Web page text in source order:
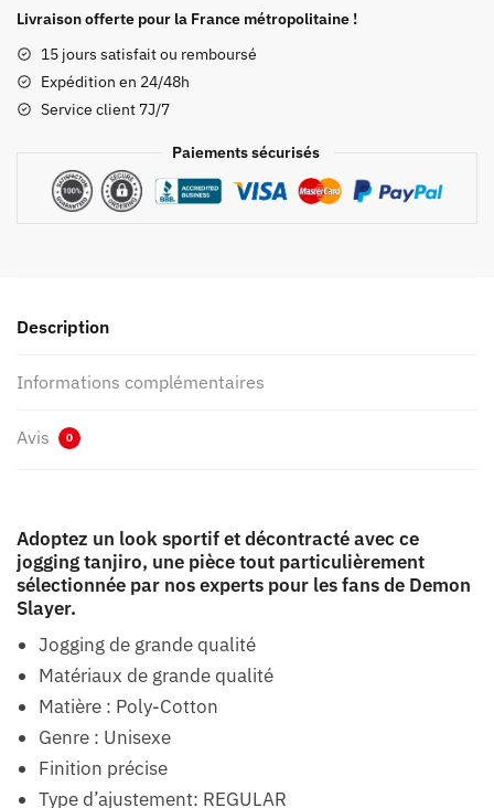
Demon
Tanjiro
Livraison offerte pour la France métropolitaine !
15 jours satisfait ou remboursé
Expédition en 24/48h
Service client 7J/7
Paiements sécurisés
Description
Informations complémentaires
Avis 0
Adoptez un look sportif et décontracté avec ce
jogging tanjiro, une pièce tout particulièrement
sélectionnée par nos experts pour les fans de Demon
Slayer.
Jogging de grande qualité
Matériaux de grande qualité
Matière : Poly-Cotton
Genre : Unisexe
Finition précise
Type d’ajustement: REGULAR